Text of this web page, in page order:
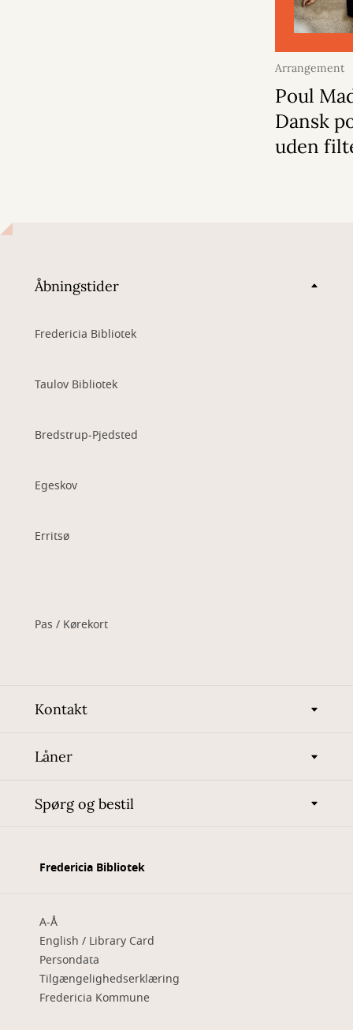
Arrangement
2026
Poul
Dansk
uden
Åbningstider
Fredericia Bibliotek
Taulov Bibliotek
Bredstrup-Pjedsted
Egeskov
Erritsø
Pas / Kørekort
Kontakt
Låner
Spørg og bestil
Fredericia Bibliotek
A-Å
English / Library Card
Persondata
Tilgængelighedserklæring
Fredericia Kommune